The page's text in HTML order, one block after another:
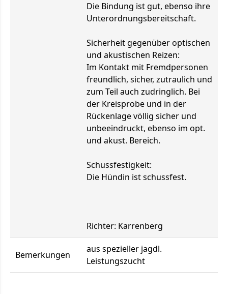
Die Bindung ist gut, ebenso ihre
Unterordnungsbereitschaft.
Sicherheit gegenüber optischen
und akustischen Reizen:
Im Kontakt mit Fremdpersonen
freundlich, sicher, zutraulich und
zum Teil auch zudringlich. Bei
der Kreisprobe und in der
Rückenlage völlig sicher und
unbeeindruckt, ebenso im opt.
und akust. Bereich.
Schussfestigkeit:
Die Hündin ist schussfest.
Richter: Karrenberg
Bemerkungen
aus spezieller jagdl.
Leistungszucht